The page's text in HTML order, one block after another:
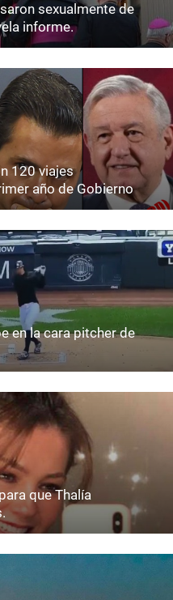
sexualmente de
informe.
120 viajes
año de Gobierno
en la cara pitcher de
que Thalía